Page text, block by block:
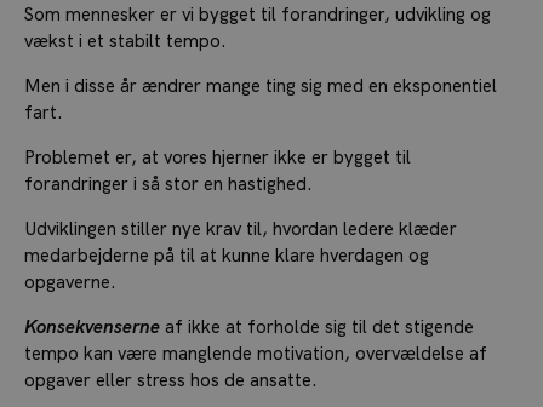
Som mennesker er vi bygget til forandringer, udvikling og
vækst i et stabilt tempo.
Men i disse år ændrer mange ting sig med en eksponentiel
fart.
Problemet er, at vores hjerner ikke er bygget til
forandringer i så stor en hastighed.
Udviklingen stiller nye krav til, hvordan ledere klæder
medarbejderne på til at kunne klare hverdagen og
opgaverne.
Konsekvenserne af ikke at forholde sig til det stigende
tempo kan være manglende motivation, overvældelse af
opgaver eller stress hos de ansatte.